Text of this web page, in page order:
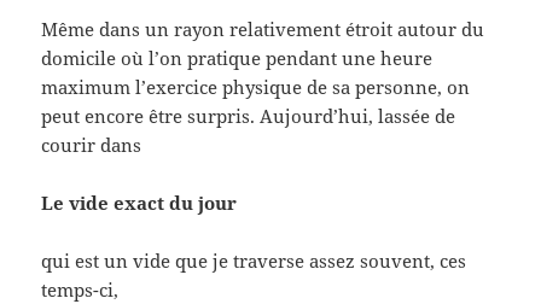
Même dans un rayon relativement étroit autour du
domicile où l’on pratique pendant une heure
maximum l’exercice physique de sa personne, on
peut encore être surpris. Aujourd’hui, lassée de
courir dans
Le vide exact du jour
qui est un vide que je traverse assez souvent, ces
temps-ci,